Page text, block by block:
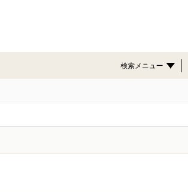
検索メニュー